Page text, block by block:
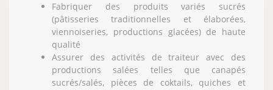
Fabriquer des produits variés sucrés
(pâtisseries traditionnelles et élaborées,
viennoiseries, productions glacées) de haute
qualité
Assurer des activités de traiteur avec des
productions salées telles que canapés
sucrés/salés, pièces de coktails, quiches et